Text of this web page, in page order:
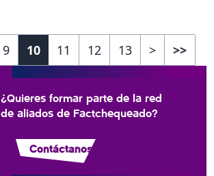
9 10 11 12 13 > >>
¿Quieres formar parte de la red
de aliados de Factchequeado?
Contáctanos